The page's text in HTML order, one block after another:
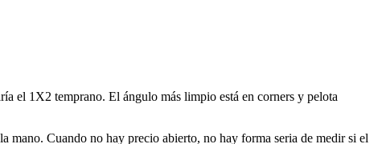
el 1X2 temprano. El ángulo más limpio está en corners y pelota
Cuando no hay precio abierto, no hay forma seria de medir si el